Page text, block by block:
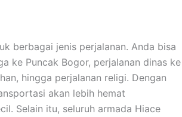
berbagai jenis perjalanan. Anda bisa
ke Puncak Bogor, perjalanan dinas ke
hingga perjalanan religi. Dengan
akan lebih hemat
Selain itu, seluruh armada Hiace